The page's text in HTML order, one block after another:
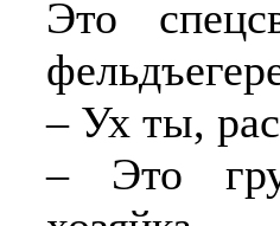
Это
– Ух ты,
– Это